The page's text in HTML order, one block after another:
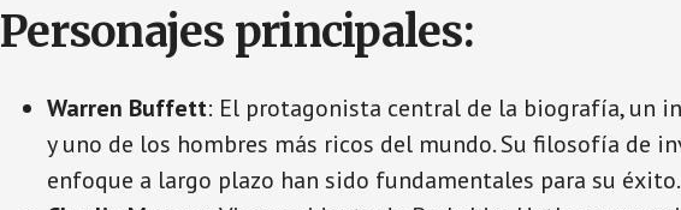
Personajes principales:
Warren Buffett: El protagonista central de la biografía, un
y uno de los hombres más ricos del mundo. Su filosofía de
enfoque a largo plazo han sido fundamentales para su éxito.